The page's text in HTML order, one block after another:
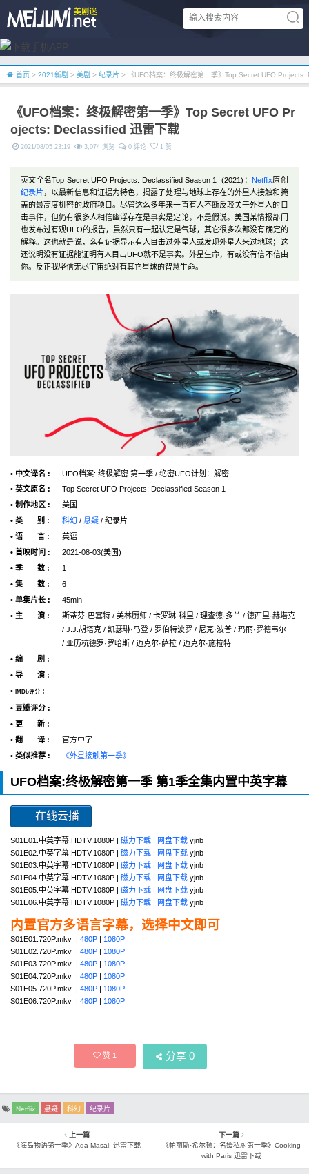
首页 > 2021新剧 > 美剧 > 纪录片 > 《UFO档案：终极解密第一季》Top Secret UFO Projects:
《UFO档案：终极解密第一季》Top Secret UFO Pr
ojects: Declassified 迅雷下载
2021/08/05 23:19 3,074 浏览 0 评论 1 赞
英文全名Top Secret UFO Projects: Declassified Season 1 (2021)： Netflix原创
纪录片 ，以最新信息和证据为特色，揭露了处理与地球上存在的外星人接触和掩
盖的最高度机密的政府项目。尽管这么多年来一直有人不断反驳关于外星人的目
击事件，但仍有很多人相信幽浮存在是事实是定论，不是假说。美国某情报部门
也发布过有观UFO的报告，虽然只有一起认定是气球，其它很多次都没有确定的
解释。这也就是说，么有证据显示有人目击过外星人或发现外星人来过地球；这
还说明没有证据能证明有人目击UFO就不是事实。外星生命，有或没有信不信由
你。反正我坚信无尽宇宙绝对有其它星球的智慧生命。
• 中文译名 :
UFO档案: 终极解密 第一季 / 绝密UFO计划：解密
• 英文原名 :
Top Secret UFO Projects: Declassified Season 1
• 制作地区 :
美国
• 类 别 :
科幻 / 悬疑 / 纪录片
• 语 言 :
英语
• 首映时间 :
2021-08-03(美国)
• 季 数 :
1
• 集 数 :
6
• 单集片长 :
45min
• 主 演 :
斯蒂芬·巴塞特 / 美林厨师 / 卡罗琳·科里 / 理查德·多兰 / 德西里·赫塔克
/ J.J.胡塔克 / 凯瑟琳·马登 / 罗伯特波罗 / 尼克·波普 / 玛丽·罗德韦尔
/ 亚历杭德罗·罗哈斯 / 迈克尔·萨拉 / 迈克尔·施拉特
• 编 剧 :
• 导 演 :
•
IMDb评分 :
• 豆瓣评分 :
• 更 新 :
• 翻 译 :
官方中字
• 类似推荐 :
《外星接触第一季》
UFO档案:终极解密第一季 第1季全集内置中英字幕
在线云播
S01E01.中英字幕.HDTV.1080P | 磁力下载 | 网盘下载 yjnb
S01E02.中英字幕.HDTV.1080P | 磁力下载 | 网盘下载 yjnb
S01E03.中英字幕.HDTV.1080P | 磁力下载 | 网盘下载 yjnb
S01E04.中英字幕.HDTV.1080P | 磁力下载 | 网盘下载 yjnb
S01E05.中英字幕.HDTV.1080P | 磁力下载 | 网盘下载 yjnb
S01E06.中英字幕.HDTV.1080P | 磁力下载 | 网盘下载 yjnb
内置官方多语言字幕，选择中文即可
S01E01.720P.mkv | 480P | 1080P
S01E02.720P.mkv | 480P | 1080P
S01E03.720P.mkv | 480P | 1080P
S01E04.720P.mkv | 480P | 1080P
S01E05.720P.mkv | 480P | 1080P
S01E06.720P.mkv | 480P | 1080P
赞1 分享 0
Netflix 悬疑 科幻 纪录片
上一篇
《海岛物语第一季》Ada Masalı 迅雷下载
下一篇
《帕丽斯·希尔顿：名媛私厨第一季》Cooking
with Paris 迅雷下载